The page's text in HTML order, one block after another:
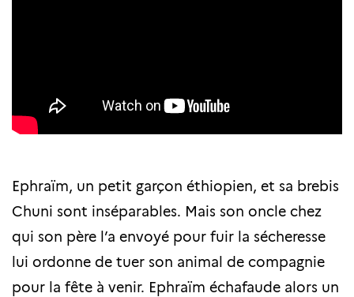
Ephraïm, un petit garçon éthiopien, et sa brebis
Chuni sont inséparables. Mais son oncle chez
qui son père l’a envoyé pour fuir la sécheresse
lui ordonne de tuer son animal de compagnie
pour la fête à venir. Ephraïm échafaude alors un